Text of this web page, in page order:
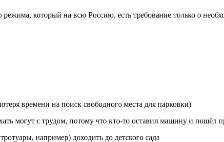
который на всю Россию, есть требование только о
времени на поиск свободного места для парковки)
могут с трудом, потому что кто-то оставил машину и пошёл
например) доходить до детского сада